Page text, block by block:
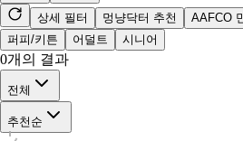
상세 필터
멍냥닥터 추천 AAFCO
퍼피/키튼
어덜트 시니어
0개의 결과
전체
추천순